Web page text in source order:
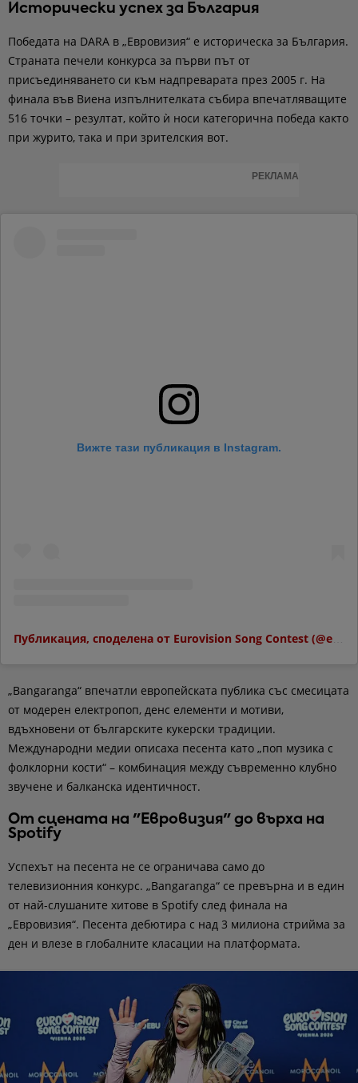
Исторически успех за България
Победата на DARA в „Евровизия“ е историческа за България.
Страната печели конкурса за първи път от
присъединяването си към надпреварата през 2005 г. На
финала във Виена изпълнителката събира впечатляващите
516 точки – резултат, който ѝ носи категорична победа както
при журито, така и при зрителския вот.
РЕКЛАМА
Вижте тази публикация в Instagram.
Публикация, споделена от Eurovision Song Contest (@eurovision)
„Bangaranga“ впечатли европейската публика със смесицата
от модерен електропоп, денс елементи и мотиви,
вдъхновени от българските кукерски традиции.
Международни медии описаха песента като „поп музика с
фолклорни кости“ – комбинация между съвременно клубно
звучене и балканска идентичност.
От сцената на "Евровизия" до върха на
Spotify
Успехът на песента не се ограничава само до
телевизионния конкурс. „Bangaranga“ се превърна и в един
от най-слушаните хитове в Spotify след финала на
„Евровизия“. Песента дебютира с над 3 милиона стрийма за
ден и влезе в глобалните класации на платформата.